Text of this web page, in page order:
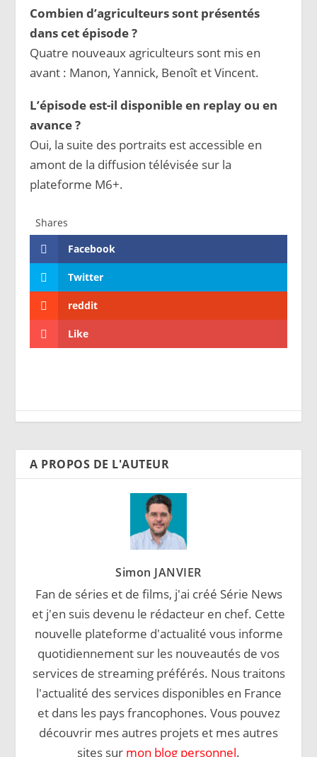
Combien d’agriculteurs sont présentés
dans cet épisode ?
Quatre nouveaux agriculteurs sont mis en
avant : Manon, Yannick, Benoît et Vincent.
L’épisode est-il disponible en replay ou en
avance ?
Oui, la suite des portraits est accessible en
amont de la diffusion télévisée sur la
plateforme M6+.
Shares
Facebook
Twitter
reddit
Like
A PROPOS DE L'AUTEUR
Simon JANVIER
Fan de séries et de films, j'ai créé Série News
et j'en suis devenu le rédacteur en chef. Cette
nouvelle plateforme d'actualité vous informe
quotidiennement sur les nouveautés de vos
services de streaming préférés. Nous traitons
l'actualité des services disponibles en France
et dans les pays francophones. Vous pouvez
découvrir mes autres projets et mes autres
sites sur mon blog personnel.